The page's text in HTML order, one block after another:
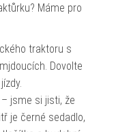
Máme pro
traktoru s
Dovolte
jsme si jisti, že
je černé sedadlo,